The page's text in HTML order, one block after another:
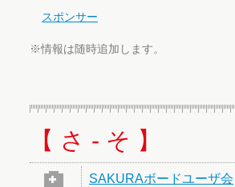
スポンサー
※情報は随時追加します。
【 さ - そ 】
SAKURAボードユーザ会